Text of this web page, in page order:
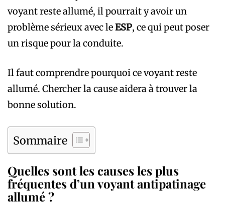
voyant reste allumé, il pourrait y avoir un
problème sérieux avec leESP, ce qui peut poser
un risque pour la conduite.
Il faut comprendre pourquoi ce voyant reste
allumé. Chercher la cause aidera à trouver la
bonne solution.
Sommaire
Quelles sont les causes les plus
fréquentes d’un voyant antipatinage
allumé ?